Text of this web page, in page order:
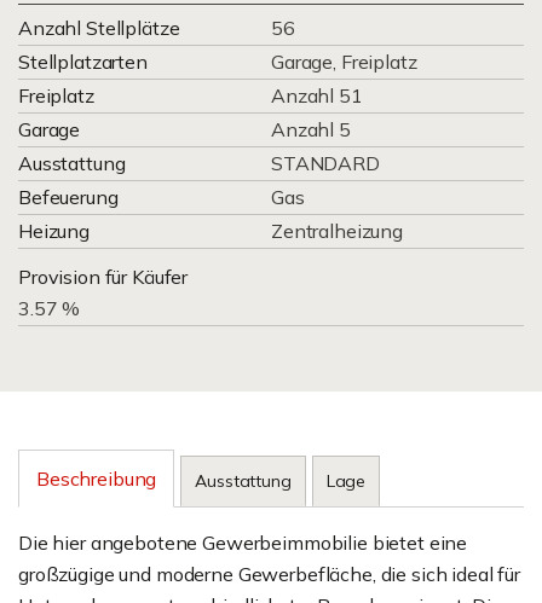
Anzahl Stellplätze
56
Stellplatzarten
Garage, Freiplatz
Freiplatz
Anzahl 51
Garage
Anzahl 5
Ausstattung
STANDARD
Befeuerung
Gas
Heizung
Zentralheizung
Provision für Käufer
3.57 %
Beschreibung Ausstattung Lage
Die hier angebotene Gewerbeimmobilie bietet eine
großzügige und moderne Gewerbefläche, die sich ideal für